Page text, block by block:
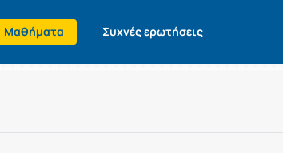
Μαθήματα Συχνές ερωτήσεις